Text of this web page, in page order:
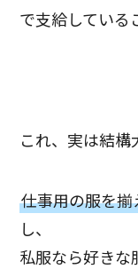
で支給している
これ、実は結構
仕事用の服を
し、
私服なら好きな